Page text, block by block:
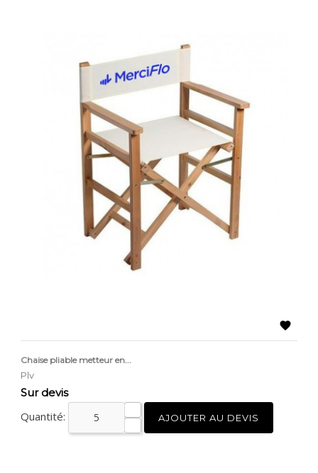

Chaise pliable metteur en...
Plv
Prix
Sur devis
Quantité: AJOUTER AU DEVIS